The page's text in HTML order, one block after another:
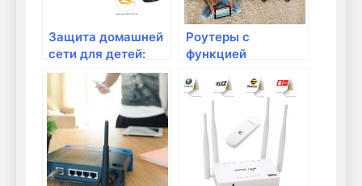
Защита домашней
сети для детей:
фильтры и
контроль
Роутеры с
функцией
контроля: как
работает и как
настроить?